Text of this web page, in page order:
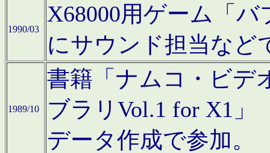
1990/03
X68000用ゲーム「
にサウンド担当など
1989/10
書籍「ナムコ・ビデ
ブラリVol.1 for X1」
データ作成で参加。